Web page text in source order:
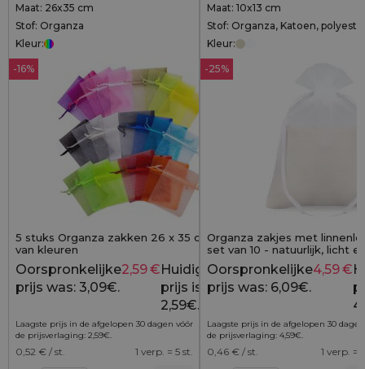
Maat: 26x35 cm
Stof: Organza
Kleur:
-16%
5 stuks Organza zakken 26 x 35 cm - mix
van kleuren
3,09 €
Oorspronkelijke
prijs was: 3,09€.
2,59€Huidige
prijs is:
2,59€.
Laagste prijs in de afgelopen 30 dagen vóór
de prijsverlaging: 2,59€.
0,52 € / st. 1 verp. = 5 st.
Maat: 10x13 cm
Stof: Organza, Katoen,
Kleur:
-25%
Organza zakjes met
set van 10 - natuurlijk, licht
verpakt
Oorspronkelijke
prijs was: 6,09€.
4,59€
Laagste prijs in de afgelopen 30
de prijsverlaging: 4,59€.
0,46 € / st. 1 verp. =